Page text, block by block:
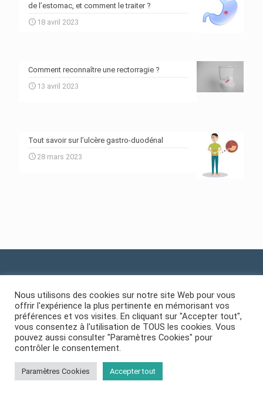
de l’estomac, et comment le traiter ?
18 avril 2023
Comment reconnaître une rectorragie ?
13 avril 2023
Tout savoir sur l’ulcère gastro-duodénal
28 mars 2023
Since 1980, the Welliecare center has been involved in a policy
focusing primarily on
colorectal cancer screening
,
Diagnosis and treatment of inflammatory diseases
Nous utilisons des cookies sur notre site Web pour vous
offrir l'expérience la plus pertinente en mémorisant vos
préférences et vos visites. En cliquant sur "Accepter tout",
vous consentez à l'utilisation de TOUS les cookies. Vous
pouvez aussi consulter "Paramètres Cookies" pour
contrôler le consentement.
Paramètres Cookies Accepter tout